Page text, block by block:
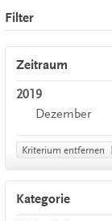
Filter
Zeitraum
2019
Dezember
Kriterium entfernen
Kategorie